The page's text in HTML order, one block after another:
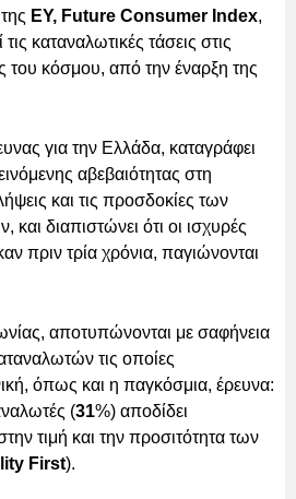
ΕΥ, Future Consumer Index,
καταναλωτικές τάσεις στις
του κόσμου, από την έναρξη της
για την Ελλάδα, καταγράφει
αβεβαιότητας στη
και τις προσδοκίες των
διαπιστώνει ότι οι ισχυρές
πριν τρία χρόνια, παγιώνονται
αποτυπώνονται με σαφήνεια
τις οποίες
όπως και η παγκόσμια, έρευνα:
(31%) αποδίδει
τιμή και την προσιτότητα των
First).